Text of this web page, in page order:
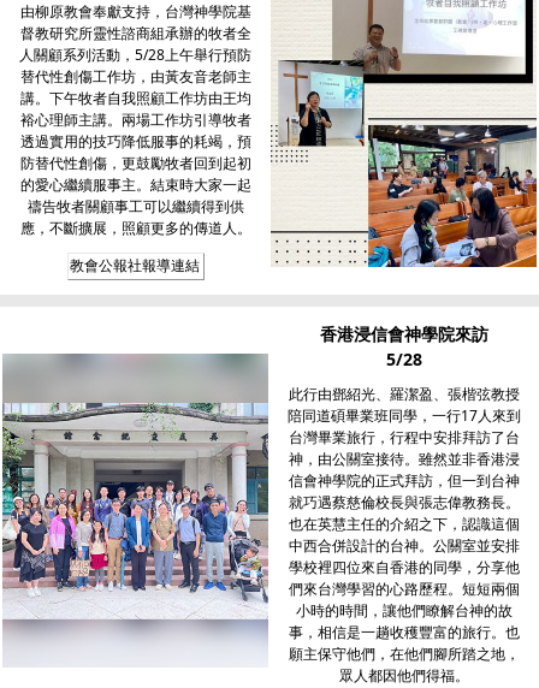
由柳原教會奉獻支持，台灣神學院基
督教研究所靈性諮商組承辦的牧者全
人關顧系列活動，5/28上午舉行預防
替代性創傷工作坊，由黃友音老師主
講。下午牧者自我照顧工作坊由王均
裕心理師主講。兩場工作坊引導牧者
透過實用的技巧降低服事的耗竭，預
防替代性創傷，更鼓勵牧者回到起初
的愛心繼續服事主。結束時大家一起
禱告牧者關顧事工可以繼續得到供
應，不斷擴展，照顧更多的傳道人。
教會公報社報導連結
香港浸信會神學院來訪
5/28
此行由鄧紹光、羅潔盈、張楷弦教授
陪同道碩畢業班同學，一行17人來到
台灣畢業旅行，行程中安排拜訪了台
神，由公關室接待。雖然並非香港浸
信會神學院的正式拜訪，但一到台神
就巧遇蔡慈倫校長與張志偉教務長。
也在英慧主任的介紹之下，認識這個
中西合併設計的台神。公關室並安排
學校裡四位來自香港的同學，分享他
們來台灣學習的心路歷程。短短兩個
小時的時間，讓他們瞭解台神的故
事，相信是一趟收穫豐富的旅行。也
願主保守他們，在他們腳所踏之地，
眾人都因他們得福。